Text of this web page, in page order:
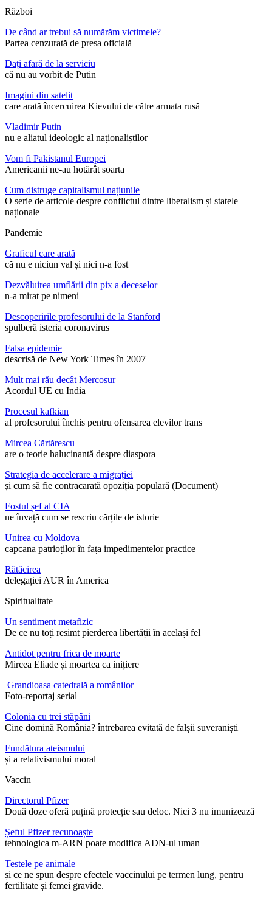
Război
De când ar trebui să numărăm victimele?
Partea cenzurată de presa oficială
Dați afară de la serviciu
că nu au vorbit de Putin
Imagini din satelit
care arată încercuirea Kievului de către armata rusă
Vladimir Putin
nu e aliatul ideologic al naționaliștilor
Vom fi Pakistanul Europei
Americanii ne-au hotărât soarta
Cum distruge capitalismul națiunile
O serie de articole despre conflictul dintre liberalism și statele
naționale
Pandemie
Graficul care arată
că nu e niciun val și nici n-a fost
Dezvăluirea umflării din pix a deceselor
n-a mirat pe nimeni
Descoperirile profesorului de la Stanford
spulberă isteria coronavirus
Falsa epidemie
descrisă de New York Times în 2007
Mult mai rău decât Mercosur
Acordul UE cu India
Procesul kafkian
al profesorului închis pentru ofensarea elevilor trans
Mircea Cărtărescu
are o teorie halucinantă despre diaspora
Strategia de accelerare a migrației
și cum să fie contracarată opoziția populară (Document)
Fostul șef al CIA
ne învață cum se rescriu cărțile de istorie
Unirea cu Moldova
capcana patrioților în fața impedimentelor practice
Rătăcirea
delegației AUR în America
Spiritualitate
Un sentiment metafizic
De ce nu toți resimt pierderea libertății în același fel
Antidot pentru frica de moarte
Mircea Eliade și moartea ca inițiere
Grandioasa catedrală a românilor
Foto-reportaj serial
Colonia cu trei stăpâni
Cine domină România? întrebarea evitată de falșii suveraniști
Fundătura ateismului
și a relativismului moral
Vaccin
Directorul Pfizer
Două doze oferă puțină protecție sau deloc. Nici 3 nu imunizează
Șeful Pfizer recunoaște
tehnologica m-ARN poate modifica ADN-ul uman
Testele pe animale
și ce ne spun despre efectele vaccinului pe termen lung, pentru
fertilitate și femei gravide.